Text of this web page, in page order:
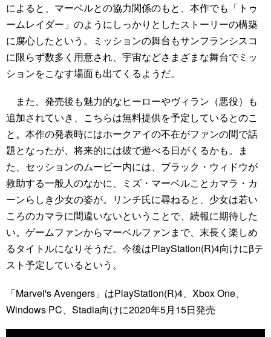
によると、マーベルとの協力関係のもと、本作でも「トゥ
ームレイダー」のようにしっかりとしたストーリーの構築
に腐心したという。ミッションの舞台もサンフランシスコ
に限らず数多く用意され、宇宙などさまざまな舞台でミッ
ションをこなす場面も出てくるようだ。
また、発売後も魅力的なヒーローやヴィラン（悪役）も
追加されていき、こちらは無料提供を予定しているとのこ
と。本作の発表時にはホークアイの不在がファンの間で話
題となったが、将来的には彼で遊べる日がくるかも。ま
た、セッションのムービー内には、ブラック・ウィドウが
救助する一般人のなかに、ミズ・マーベルことカマラ・カ
ーンらしき少女の姿が。リンチ氏に尋ねると、少女は若い
ころのカマラに間違いないということで、続報に期待した
い。ゲームファンからマーベルファンまで、末長く楽しめ
るタイトルになりそうだ。今後はPlayStation(R)4向けにβテ
スト予定しているという。
「Marvel's Avengers」はPlayStation(R)4、Xbox One、
Windows PC、Stadia向けに2020年5月15日発売